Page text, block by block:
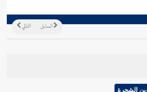
التالي السابق
الشجرة